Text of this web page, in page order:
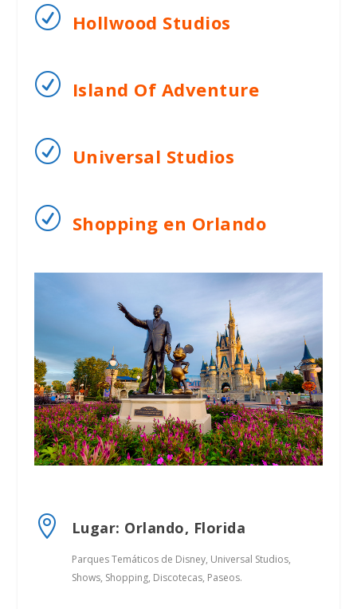
R Hollwood Studios
R Island Of Adventure
R Universal Studios
R Shopping en Orlando
 Lugar: Orlando, Florida
Parques Temáticos de Disney, Universal Studios,
Shows, Shopping, Discotecas, Paseos.